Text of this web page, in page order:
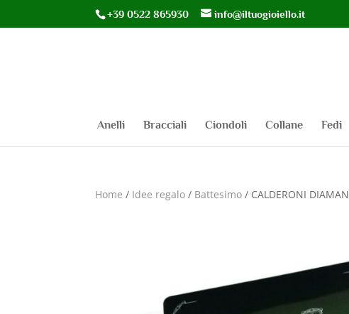
+39 0522 865930 info@iltuogioiello.it
Anelli Bracciali Ciondoli Collane Fedi
Home / Idee regalo / Battesimo / CALDERONI